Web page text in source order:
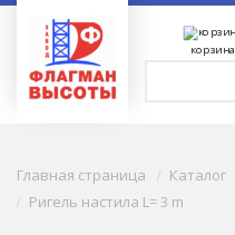
корзина
Главная страница Каталог
Ригель настила L= 3 m